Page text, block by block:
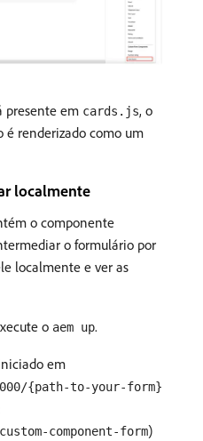
presente em cards.js, o
é renderizado como um
localmente
o componente
o formulário por
localmente e ver as
o aem up.
em
{path-to-your-form}
component-form)